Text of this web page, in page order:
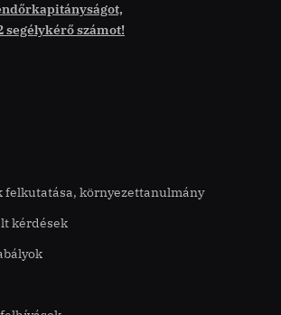
segélykérő számot!
felkutatása, környezettanulmány
kérdések